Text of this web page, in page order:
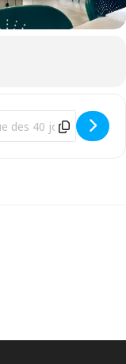
Niveau 1 en vins -
Address - WSET